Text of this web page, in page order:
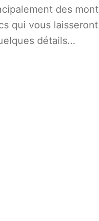
des
qui vous
détails…